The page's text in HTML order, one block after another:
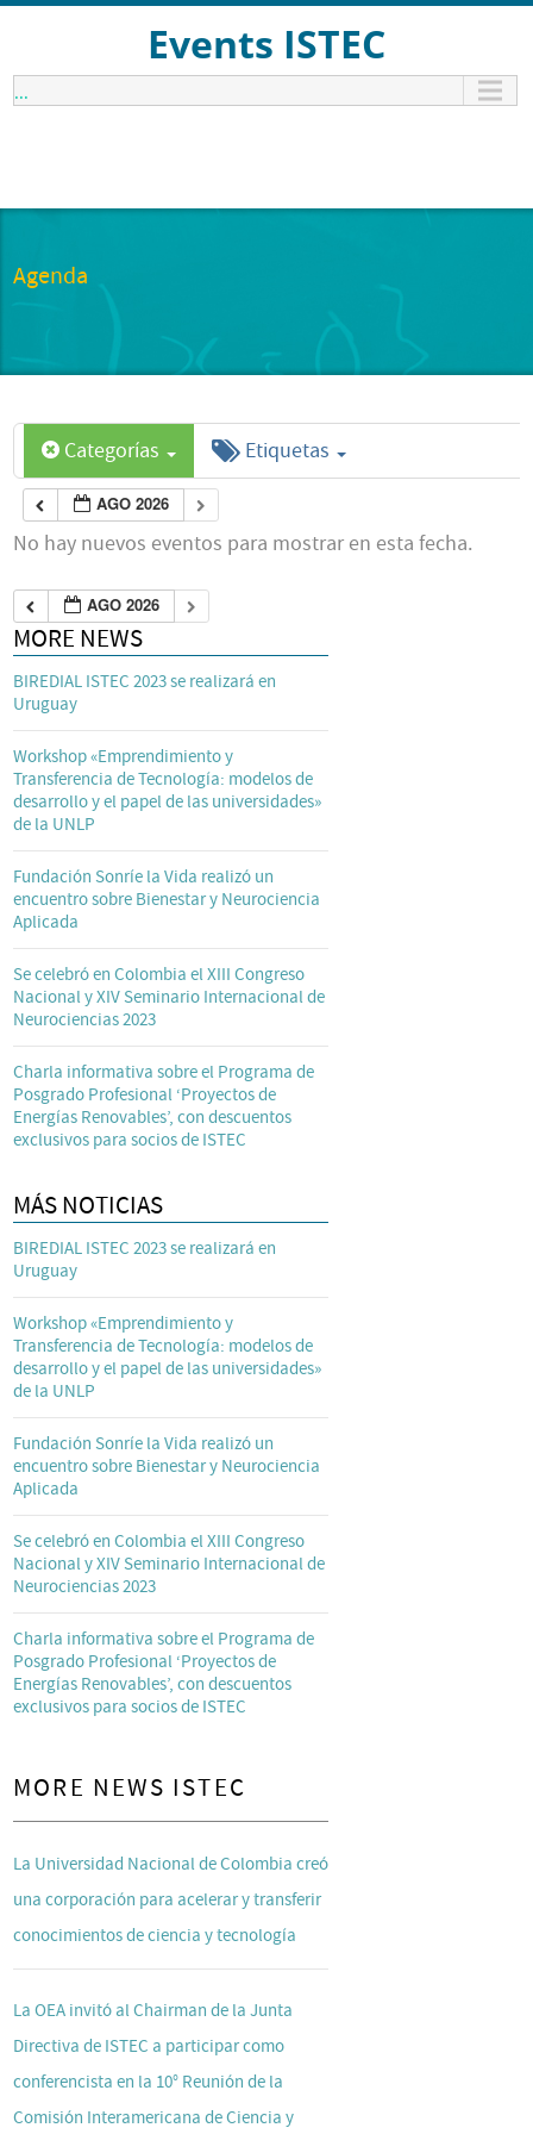
Events ISTEC
...
Agenda
Categorías Etiquetas
AGO 2026
No hay nuevos eventos para mostrar en esta fecha.
AGO 2026
MORE NEWS
BIREDIAL ISTEC 2023 se realizará en
Uruguay
Workshop «Emprendimiento y
Transferencia de Tecnología: modelos de
desarrollo y el papel de las universidades»
de la UNLP
Fundación Sonríe la Vida realizó un
encuentro sobre Bienestar y Neurociencia
Aplicada
Se celebró en Colombia el XIII Congreso
Nacional y XIV Seminario Internacional de
Neurociencias 2023
Charla informativa sobre el Programa de
Posgrado Profesional ‘Proyectos de
Energías Renovables’, con descuentos
exclusivos para socios de ISTEC
MÁS NOTICIAS
BIREDIAL ISTEC 2023 se realizará en
Uruguay
Workshop «Emprendimiento y
Transferencia de Tecnología: modelos de
desarrollo y el papel de las universidades»
de la UNLP
Fundación Sonríe la Vida realizó un
encuentro sobre Bienestar y Neurociencia
Aplicada
Se celebró en Colombia el XIII Congreso
Nacional y XIV Seminario Internacional de
Neurociencias 2023
Charla informativa sobre el Programa de
Posgrado Profesional ‘Proyectos de
Energías Renovables’, con descuentos
exclusivos para socios de ISTEC
MORE NEWS ISTEC
La Universidad Nacional de Colombia creó
una corporación para acelerar y transferir
conocimientos de ciencia y tecnología
La OEA invitó al Chairman de la Junta
Directiva de ISTEC a participar como
conferencista en la 10° Reunión de la
Comisión Interamericana de Ciencia y